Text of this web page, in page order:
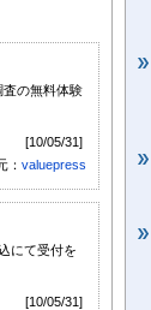
の無料体験
[10/05/31]
： valuepress
にて受付を
[10/05/31]